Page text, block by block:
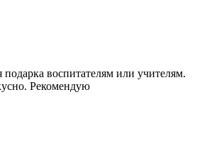
воспитателям или учителям.
Рекомендую